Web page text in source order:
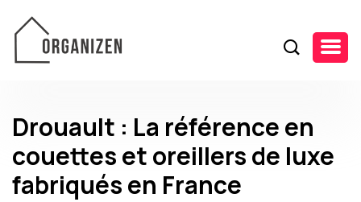
Drouault : La référence en
couettes et oreillers de luxe
fabriqués en France